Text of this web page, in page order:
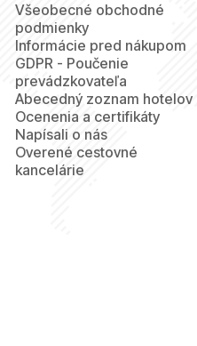
Všeobecné obchodné
podmienky
Informácie pred nákupom
GDPR - Poučenie
prevádzkovateľa
Abecedný zoznam hotelov
Ocenenia a certifikáty
Napísali o nás
Overené cestovné
kancelárie